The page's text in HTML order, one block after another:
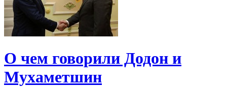
О чем говорили Додон и
Мухаметшин